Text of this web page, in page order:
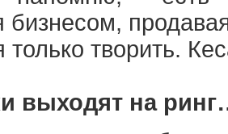
бизнесом,
только творить.
выходят на